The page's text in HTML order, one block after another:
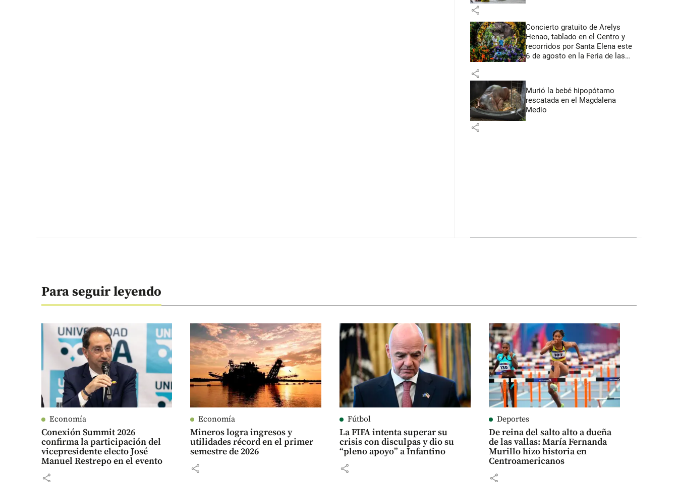
share
Concierto gratuito de Arelys
Henao, tablado en el Centro y
recorridos por Santa Elena este
6 de agosto en la Feria de las
share
Murió la bebé hipopótamo
rescatada en el Magdalena
Medio
share
Para seguir leyendo
Economía
Conexión Summit 2026
confirma la participación del
vicepresidente electo José
Manuel Restrepo en el evento
share
Economía
Mineros logra ingresos y
utilidades récord en el primer
semestre de 2026
share
Fútbol
La FIFA intenta superar su
crisis con disculpas y dio su
“pleno apoyo” a Infantino
share
Deportes
De reina del salto alto a dueña
de las vallas: María Fernanda
Murillo hizo historia en
Centroamericanos
share